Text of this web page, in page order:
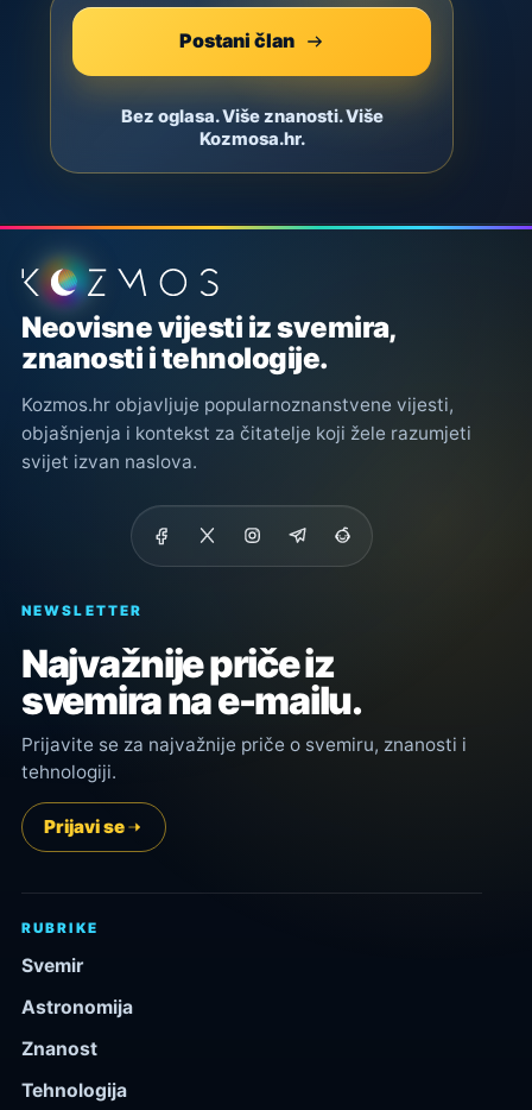
Postani član
Bez oglasa. Više znanosti. Više
Kozmosa.hr.
Podnožje stranice
Neovisne vijesti iz svemira,
znanosti i tehnologije.
Kozmos.hr objavljuje popularnoznanstvene vijesti,
objašnjenja i kontekst za čitatelje koji žele razumjeti
svijet izvan naslova.
NEWSLETTER
Najvažnije priče iz
svemira na e-mailu.
Prijavite se za najvažnije priče o svemiru, znanosti i
tehnologiji.
Prijavi se
RUBRIKE
Svemir
Astronomija
Znanost
Tehnologija